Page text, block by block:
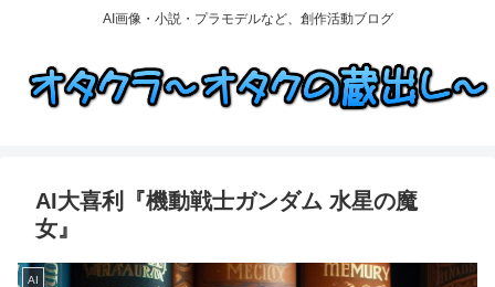
AI画像・小説・プラモデルなど、創作活動ブログ
AI大喜利『機動戦士ガンダム 水星の魔
女』
AI